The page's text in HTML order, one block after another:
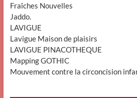
Fraîches Nouvelles
Jaddo.
LAVIGUE
Lavigue Maison de plaisirs
LAVIGUE PINACOTHEQUE
Mapping GOTHIC
Mouvement contre la circoncision